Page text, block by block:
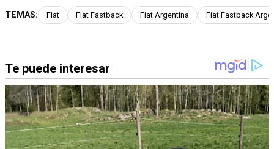
TEMAS: Fiat Fiat Fastback Fiat Argentina Fiat Fastback